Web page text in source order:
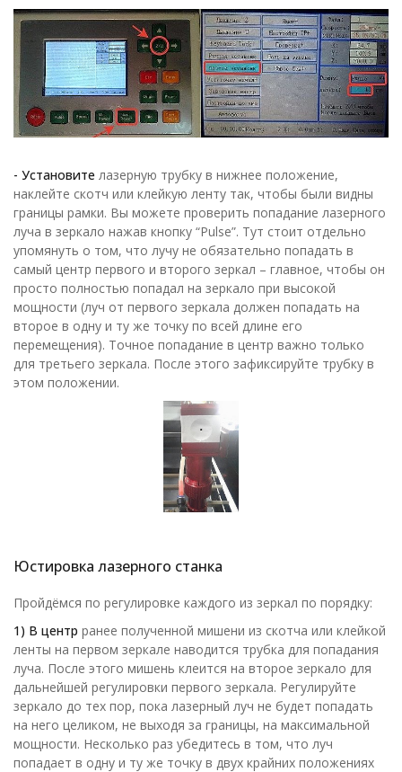
- Установите лазерную трубку в нижнее положение,
наклейте скотч или клейкую ленту так, чтобы были видны
границы рамки. Вы можете проверить попадание лазерного
луча в зеркало нажав кнопку “Pulse”. Тут стоит отдельно
упомянуть о том, что лучу не обязательно попадать в
самый центр первого и второго зеркал – главное, чтобы он
просто полностью попадал на зеркало при высокой
мощности (луч от первого зеркала должен попадать на
второе в одну и ту же точку по всей длине его
перемещения). Точное попадание в центр важно только
для третьего зеркала. После этого зафиксируйте трубку в
этом положении.
Юстировка лазерного станка
Пройдёмся по регулировке каждого из зеркал по порядку:
1) В центр ранее полученной мишени из скотча или клейкой
ленты на первом зеркале наводится трубка для попадания
луча. После этого мишень клеится на второе зеркало для
дальнейшей регулировки первого зеркала. Регулируйте
зеркало до тех пор, пока лазерный луч не будет попадать
на него целиком, не выходя за границы, на максимальной
мощности. Несколько раз убедитесь в том, что луч
попадает в одну и ту же точку в двух крайних положениях